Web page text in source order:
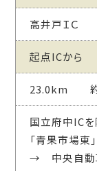
高井戸ＩＣ
起点ICから
23.0km 約
国立府中
「青果市場
→ 中央自動